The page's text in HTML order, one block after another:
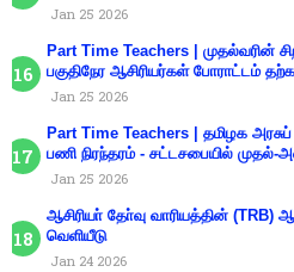
Jan 25 2026
Part Time Teachers | முதல்வரின்
பகுதிநேர ஆசிரியர்கள் போராட்டம்
Jan 25 2026
Part Time Teachers | தமிழக
பணி நிரந்தரம் - சட்டசபையில் முதல்-
Jan 25 2026
ஆசிரியா் தோ்வு வாரியத்தின்
வெளியீடு
Jan 24 2026